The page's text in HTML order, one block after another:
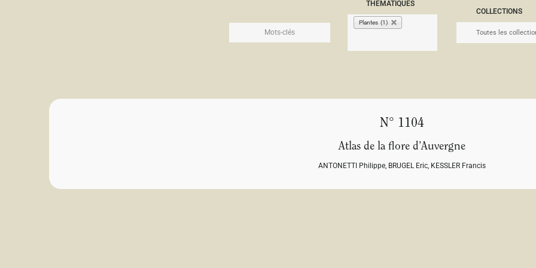
THÉMATIQUES
Plantes (1)
COLLECTIONS
N° 1104
Atlas de la flore d’Auvergne
ANTONETTI Philippe, BRUGEL Eric, KESSLER Francis